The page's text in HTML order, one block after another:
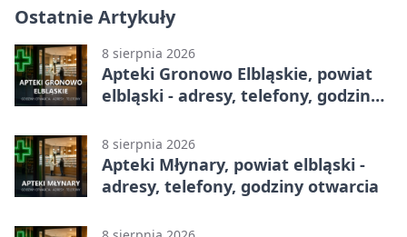
Ostatnie Artykuły
8 sierpnia 2026
Apteki Gronowo Elbląskie, powiat
elbląski - adresy, telefony, godziny
8 sierpnia 2026
Apteki Młynary, powiat elbląski -
adresy, telefony, godziny otwarcia